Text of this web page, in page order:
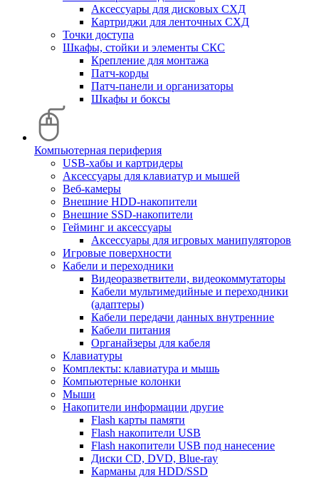
Аксессуары для дисковых СХД
Картриджи для ленточных СХД
Точки доступа
Шкафы, стойки и элементы СКС
Крепление для монтажа
Патч-корды
Патч-панели и организаторы
Шкафы и боксы
Компьютерная периферия
USB-хабы и картридеры
Аксессуары для клавиатур и мышей
Веб-камеры
Внешние HDD-накопители
Внешние SSD-накопители
Гейминг и аксессуары
Аксессуары для игровых манипуляторов
Игровые поверхности
Кабели и переходники
Видеоразветвители, видеокоммутаторы
Кабели мультимедийные и переходники
(адаптеры)
Кабели передачи данных внутренние
Кабели питания
Органайзеры для кабеля
Клавиатуры
Комплекты: клавиатура и мышь
Компьютерные колонки
Мыши
Накопители информации другие
Flash карты памяти
Flash накопители USB
Flash накопители USB под нанесение
Диски CD, DVD, Blue-ray
Карманы для HDD/SSD